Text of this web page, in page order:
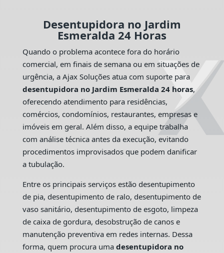
Desentupidora no Jardim
Esmeralda 24 Horas
Quando o problema acontece fora do horário
comercial, em finais de semana ou em situações de
urgência, a Ajax Soluções atua com suporte para
desentupidora no Jardim Esmeralda 24 horas,
oferecendo atendimento para residências,
comércios, condomínios, restaurantes, empresas e
imóveis em geral. Além disso, a equipe trabalha
com análise técnica antes da execução, evitando
procedimentos improvisados que podem danificar
a tubulação.
Entre os principais serviços estão desentupimento
de pia, desentupimento de ralo, desentupimento de
vaso sanitário, desentupimento de esgoto, limpeza
de caixa de gordura, desobstrução de canos e
manutenção preventiva em redes internas. Dessa
forma, quem procura uma desentupidora no